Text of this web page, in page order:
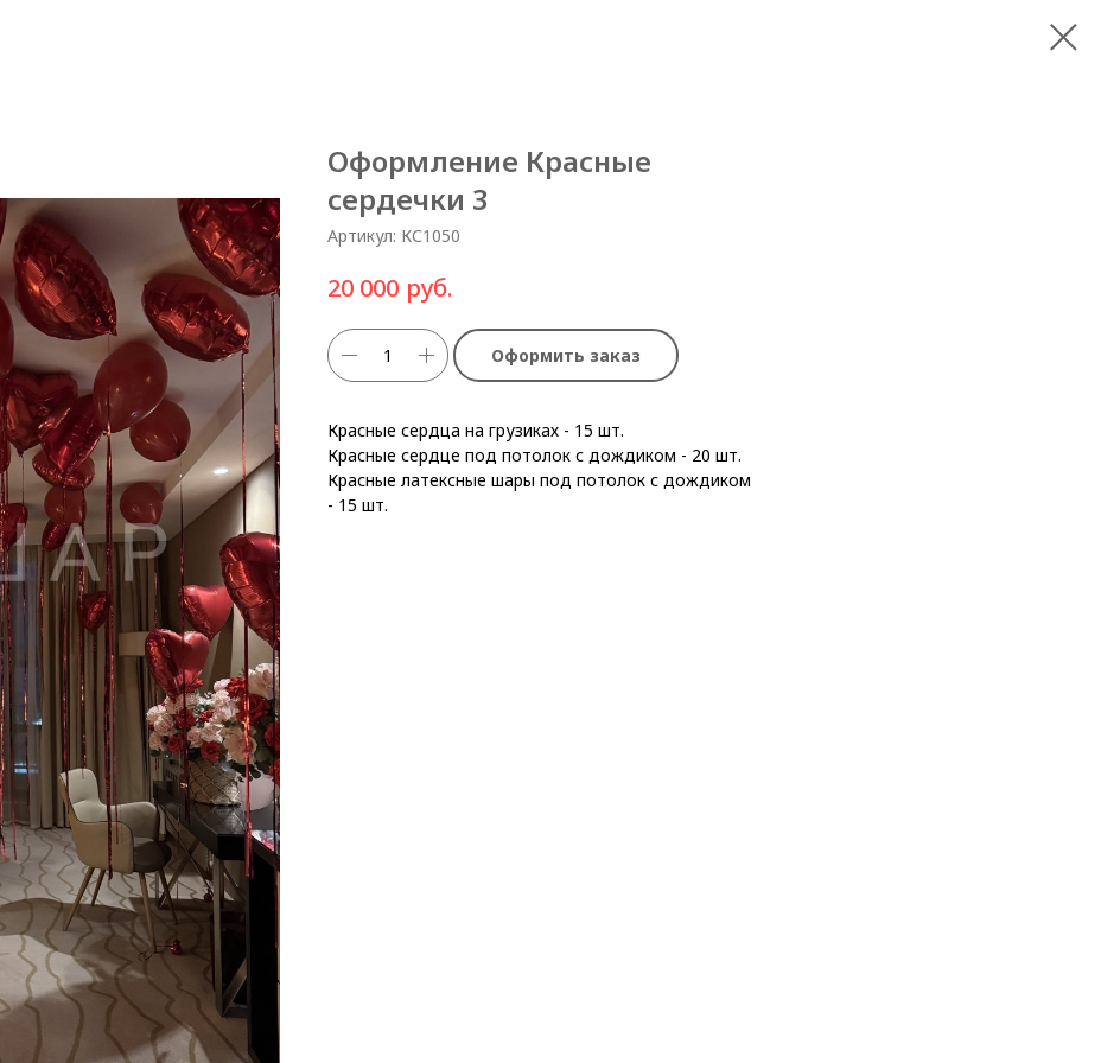
Оформление Красные
сердечки 3
Артикул: КС1050
20 000 руб.
Оформить заказ
Красные сердца на грузиках - 15 шт.
Красные сердце под потолок с дождиком - 20 шт.
Красные латексные шары под потолок с дождиком
- 15 шт.